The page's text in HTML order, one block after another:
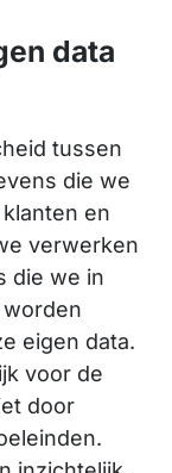
data
tussen
die we
en
verwerken
die we in
eigen data.
voor de
door